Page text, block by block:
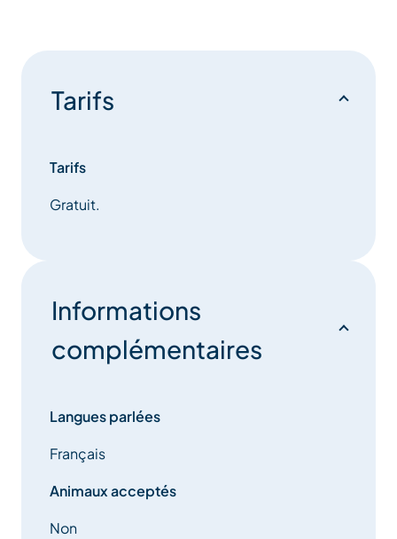
Tarifs
Tarifs
Gratuit.
Informations
complémentaires
Langues parlées
Français
Animaux acceptés
Non